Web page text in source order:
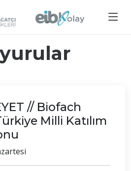
// Biofach
Milli Katılım